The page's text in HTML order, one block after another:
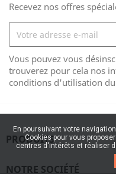
Recevez nos offres
Vous pouvez vous
trouverez pour cela nos
conditions d'utilisation
PRODUITS
NOTRE SOCIÉTÉ
En poursuivant votre
Cookies pour vous
centres d'intérêts et réaliser